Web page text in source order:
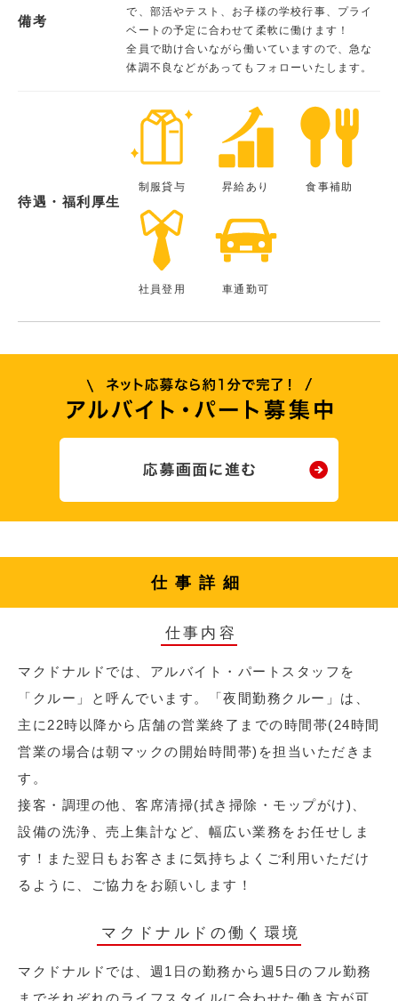
備考
で、部活やテスト、お子様の学校行事、プライ
ベートの予定に合わせて柔軟に働けます！
全員で助け合いながら働いていますので、急な
体調不良などがあってもフォローいたします。
待遇・福利厚生
制服貸与 昇給あり 食事補助
社員登用 車通勤可
仕事詳細
仕事内容
マクドナルドでは、アルバイト・パートスタッフを
「クルー」と呼んでいます。「夜間勤務クルー」は、
主に22時以降から店舗の営業終了までの時間帯(24時間
営業の場合は朝マックの開始時間帯)を担当いただきま
す。
接客・調理の他、客席清掃(拭き掃除・モップがけ)、
設備の洗浄、売上集計など、幅広い業務をお任せしま
す！また翌日もお客さまに気持ちよくご利用いただけ
るように、ご協力をお願いします！
マクドナルドの働く環境
マクドナルドでは、週1日の勤務から週5日のフル勤務